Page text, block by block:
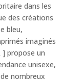
dans les
des créations
bleu,
imaginés
] propose un
unisexe,
nombreux